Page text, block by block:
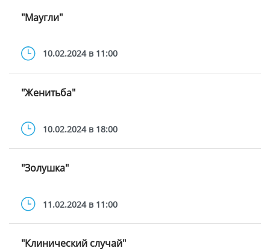
"Маугли"
10.02.2024 в 11:00
"Женитьба"
10.02.2024 в 18:00
"Золушка"
11.02.2024 в 11:00
"Клинический случай"